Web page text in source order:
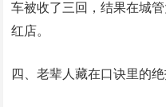
车被收了三回，结果在城
红店。
四、老辈人藏在口诀里的